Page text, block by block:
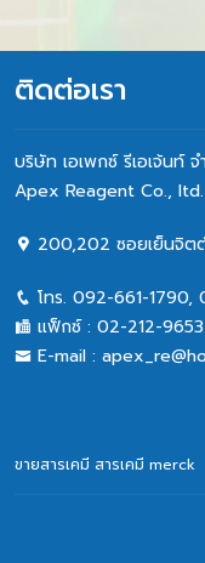
ติดต่อเรา
บริษัท เอเพกซ์ รีเอเจ้นท์
Apex Reagent Co.,
200,202 ซอยเย็นจิต
โทร. 092-661-1790,
แฟ็กซ์ : 02-212-9653
E-mail :
ขายสารเคมี สารเคมี merck